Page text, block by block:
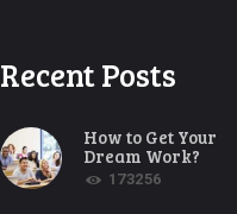
Recent Posts
How to Get Your
Dream Work?
173256